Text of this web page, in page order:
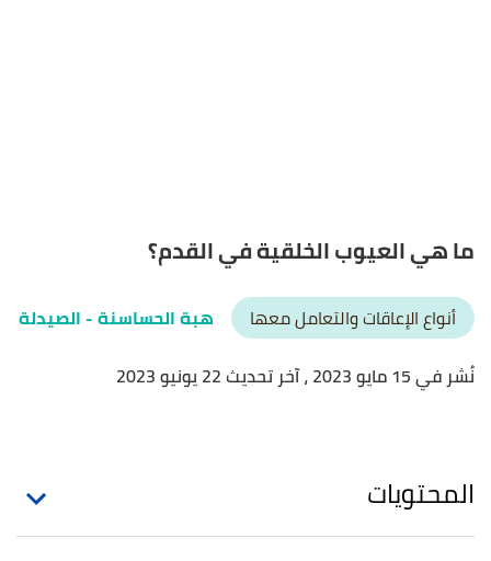
ما هي العيوب الخلقية في القدم؟
أنواع الإعاقات والتعامل معها هبة الحساسنة- الصيدلة
نُشر في 15 مايو 2023
، آخر تحديث 22 يونيو 2023
المحتويات